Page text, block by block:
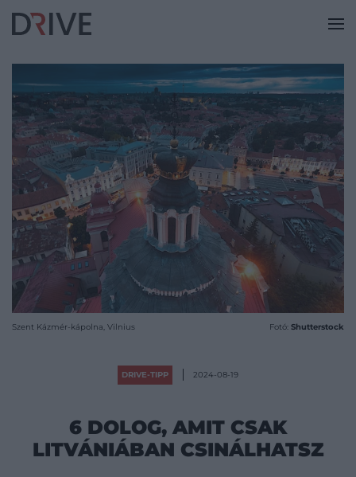
Szent Kázmér-kápolna, Vilnius Fotó: Shutterstock
DRIVE-TIPP 2024-08-19
6 DOLOG, AMIT CSAK
LITVÁNIÁBAN CSINÁLHATSZ